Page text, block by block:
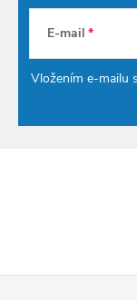
E-mail
Vložením e-mailu